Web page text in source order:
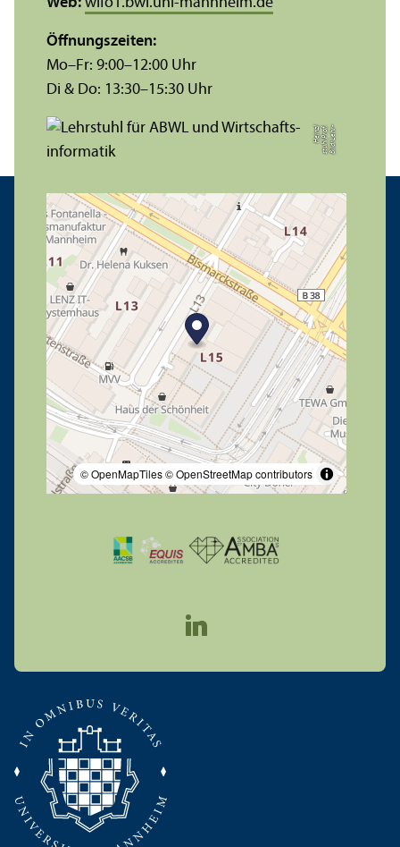
B
il
d:
L
e
h
r­
s
t
u
hl
P
r
of.
H
ei
n
zl
© OpenMapTiles© OpenStreetMap contributors
Öffnungs­zeiten:
Mo–Fr: 9:00–12:00 Uhr
Di & Do: 13:30–15:30 Uhr